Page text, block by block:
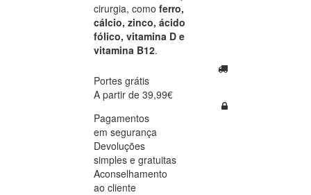
cirurgia, como ferro,
cálcio, zinco, ácido
fólico, vitamina D e
vitamina B12.
Portes grátis
A partir de 39,99€
Pagamentos
em segurança
Devoluções
simples e gratuitas
Aconselhamento
ao cliente